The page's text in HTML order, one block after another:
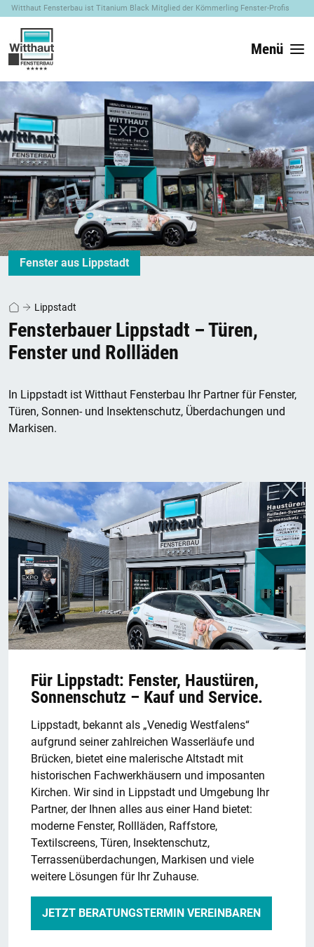
Witthaut Fensterbau ist Titanium Black Mitglied der Kömmerling Fenster-Profis
Menü
Fenster aus Lippstadt
Lippstadt
Fensterbauer Lippstadt – Türen,
Fenster und Rollläden
In Lippstadt ist Witthaut Fensterbau Ihr Partner für Fenster,
Türen, Sonnen- und Insektenschutz, Überdachungen und
Markisen.
Für Lippstadt: Fenster, Haustüren,
Sonnenschutz – Kauf und Service.
Lippstadt, bekannt als „Venedig Westfalens“
aufgrund seiner zahlreichen Wasserläufe und
Brücken, bietet eine malerische Altstadt mit
historischen Fachwerkhäusern und imposanten
Kirchen. Wir sind in Lippstadt und Umgebung Ihr
Partner, der Ihnen alles aus einer Hand bietet:
moderne Fenster, Rollläden, Raffstore,
Textilscreens, Türen, Insektenschutz,
Terrassenüberdachungen, Markisen und viele
weitere Lösungen für Ihr Zuhause.
JETZT BERATUNGSTERMIN VEREINBAREN